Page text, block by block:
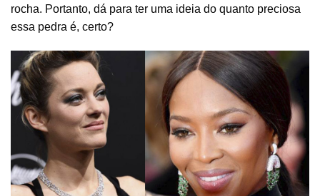
rocha. Portanto, dá para ter uma ideia do quanto preciosa
essa pedra é, certo?